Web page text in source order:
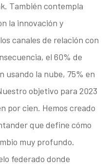
También contempla
la innovación y
canales de relación con
el 60% de
usando la nube, 75% en
objetivo para 2023
por cien. Hemos creado
que define cómo
muy profundo.
federado donde